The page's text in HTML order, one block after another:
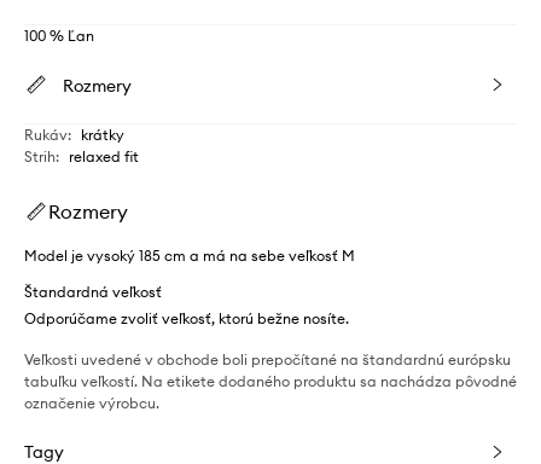
100 % Ľan
Rozmery
Rukáv: krátky
Strih: relaxed fit
Rozmery
Model je vysoký 185 cm a má na sebe veľkosť M
Štandardná veľkosť
Odporúčame zvoliť veľkosť, ktorú bežne nosíte.
Veľkosti uvedené v obchode boli prepočítané na štandardnú európsku
tabuľku veľkostí. Na etikete dodaného produktu sa nachádza pôvodné
označenie výrobcu.
Tagy